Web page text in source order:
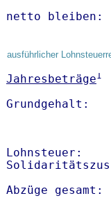
netto
ausführlicher
Jahresbeträge1
Lohnsteuer:
Abzüge